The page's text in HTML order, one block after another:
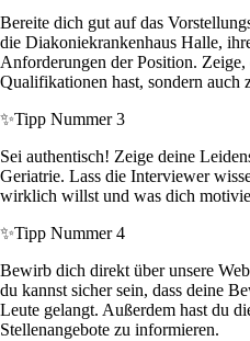
Bereite dich gut auf das
die Diakoniekrankenhaus Halle,
Anforderungen der Position.
Qualifikationen hast, sondern auch
✨Tipp Nummer 3
Sei authentisch! Zeige deine
Geriatrie. Lass die Interviewer
wirklich willst und was dich
✨Tipp Nummer 4
Bewirb dich direkt über unsere
du kannst sicher sein, dass deine
Leute gelangt. Außerdem hast du
Stellenangebote zu informieren.